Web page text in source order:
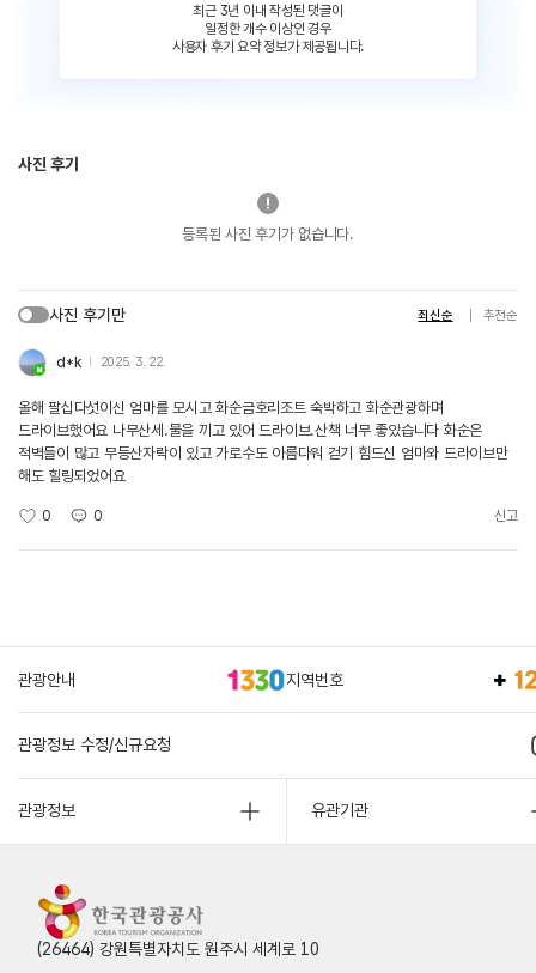
최근 3년 이내 작성된 댓글이
일정한 개수 이상인 경우
사용자 후기 요약 정보가 제공됩니다.
사진 후기
등록된 사진 후기가 없습니다.
사진 후기만 최신순 추천순
d*k 2025. 3. 22.
올해 팔십다섯이신 엄마를 모시고 화순금호리조트 숙박하고 화순관광하며
드라이브했어요 나무산세.물을 끼고 있어 드라이브.산책 너무 좋았습니다 화순은
적벽들이 많고 무등산자락이 있고 가로수도 아름다워 걷기 힘드신 엄마와 드라이브만
해도 힐링되었어요
0 0 신고
관광안내 지역번호
관광정보 수정/신규요청
관광정보 유관기관
(26464) 강원특별자치도 원주시 세계로 10